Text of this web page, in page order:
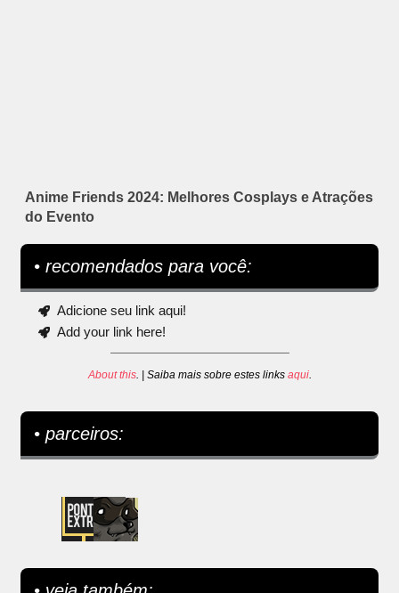
Anime Friends 2024: Melhores Cosplays e Atrações
do Evento
• recomendados para você:
Adicione seu link aqui!
Add your link here!
About this. | Saiba mais sobre estes links aqui.
• parceiros: